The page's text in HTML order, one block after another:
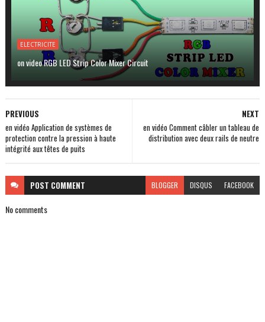
ELECTRICITE
on video RGB LED Strip Color Mixer Circuit
NEXT
en vidéo Comment câbler un tableau de
distribution avec deux rails de neutre
PREVIOUS
en vidéo Application de systèmes de
protection contre la pression à haute
intégrité aux têtes de puits
POST COMMENT BLOGGER DISQUS FACEBOOK
No comments